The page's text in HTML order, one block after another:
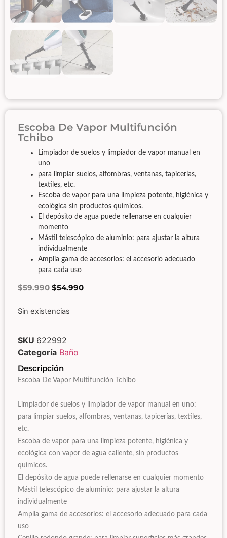
Escoba De Vapor Multifunción
Tchibo
Limpiador de suelos y limpiador de vapor manual en
uno
para limpiar suelos, alfombras, ventanas, tapicerías,
textiles, etc.
Escoba de vapor para una limpieza potente, higiénica y
ecológica sin productos químicos.
El depósito de agua puede rellenarse en cualquier
momento
Mástil telescópico de aluminio: para ajustar la altura
individualmente
Amplia gama de accesorios: el accesorio adecuado
para cada uso
$59.990 $54.990
Sin existencias
SKU 622992
Categoría Baño
Descripción
Escoba De Vapor Multifunción Tchibo
Limpiador de suelos y limpiador de vapor manual en uno:
para limpiar suelos, alfombras, ventanas, tapicerías, textiles,
etc.
Escoba de vapor para una limpieza potente, higiénica y
ecológica con vapor de agua caliente, sin productos
químicos.
El depósito de agua puede rellenarse en cualquier momento
Mástil telescópico de aluminio: para ajustar la altura
individualmente
Amplia gama de accesorios: el accesorio adecuado para cada
uso